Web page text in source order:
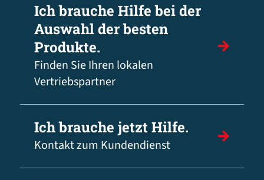
Ich brauche Hilfe bei der
Auswahl der besten
Produkte.
Finden Sie Ihren lokalen
Vertriebspartner
Ich brauche jetzt Hilfe.
Kontakt zum Kundendienst